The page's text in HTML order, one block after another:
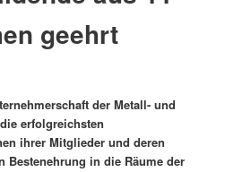
geehrt
der Metall- und
erfolgreichsten
ihrer Mitglieder und deren
Bestenehrung in die Räume der